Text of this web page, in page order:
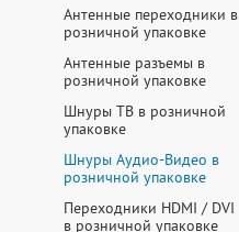
Антенные переходники в
розничной упаковке
Антенные разъемы в
розничной упаковке
Шнуры ТВ в розничной
упаковке
Шнуры Аудио-Видео в
розничной упаковке
Переходники HDMI / DVI
в розничной упаковке